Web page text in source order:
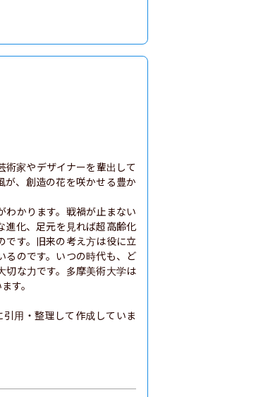
術家やデザイナーを輩出して
が、創造の花を咲かせる豊か
わかります。戦禍が止まない
進化、足元を見れば超高齢化
です。旧来の考え方は役に立
るのです。いつの時代も、ど
切な力です。多摩美術大学は
す。
用・整理して作成していま